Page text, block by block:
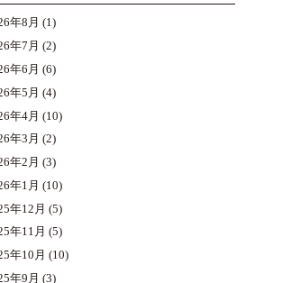
年8月 (1)
年7月 (2)
年6月 (6)
年5月 (4)
年4月 (10)
年3月 (2)
年2月 (3)
年1月 (10)
年12月 (5)
年11月 (5)
年10月 (10)
年9月 (3)